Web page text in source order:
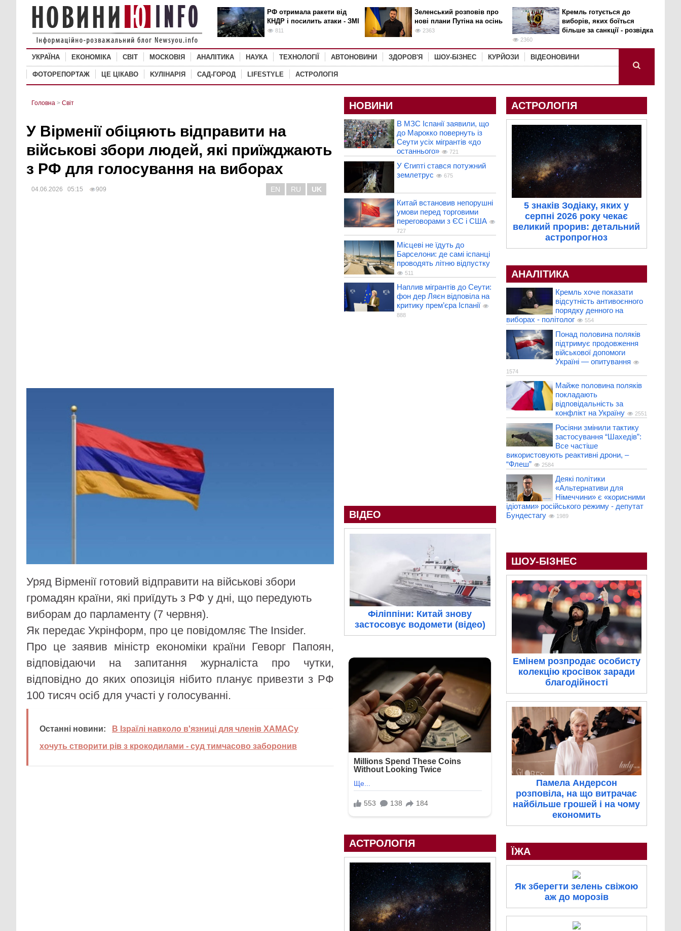
РФ отримала ракети від
КНДР і посилить атаки - ЗМІ
811
Зеленський розповів про
нові плани Путіна на осінь
2363
Кремль готується до
виборів, яких боїться
більше за санкції - розвідка
2360
УКРАЇНА ЕКОНОМІКА СВІТ MОСКОВІЯ АНАЛІТИКА НАУКА ТЕХНОЛОГІЇ АВТОНОВИНИ ЗДОРОВ'Я ШОУ-БІЗНЕС КУРЙОЗИ ВІДЕОНОВИНИ
ФОТОРЕПОРТАЖ ЦЕ ЦІКАВО KУЛІНАРІЯ САД-ГОРОД LIFESTYLE АСТРОЛОГІЯ
Головна > Світ
У Вірменії обіцяють відправити на
військові збори людей, які приїжджають
з РФ для голосування на виборах
04.06.2026 05:15 909 EN RU UK
Уряд Вірменії готовий відправити на військові збори
громадян країни, які приїдуть з РФ у дні, що передують
виборам до парламенту (7 червня).
Як передає Укрінформ, про це повідомляє The Insider.
Про це заявив міністр економіки країни Геворг Папоян,
відповідаючи на запитання журналіста про чутки,
відповідно до яких опозиція нібито планує привезти з РФ
100 тисяч осіб для участі у голосуванні.
Останні новини:
В Ізраїлі навколо в'язниці для членів ХАМАСу
хочуть створити рів з крокодилами - суд тимчасово заборонив
НОВИНИ
В МЗС Іспанії заявили, що
до Марокко повернуть із
Сеути усіх мігрантів «до
останнього»
721
У Єгипті стався потужний
землетрус
675
Китай встановив непорушні
умови перед торговими
переговорами з ЄС і США
727
Місцеві не їдуть до
Барселони: де самі іспанці
проводять літню відпустку
511
Наплив мігрантів до Сеути:
фон дер Ляєн відповіла на
критику прем’єра Іспанії
888
ВІДЕО
Філіппіни: Китай знову
застосовує водомети (відео)
АСТРОЛОГІЯ
АСТРОЛОГІЯ
5 знаків Зодіаку, яких у
серпні 2026 року чекає
великий прорив: детальний
астропрогноз
АНАЛІТИКА
Кремль хоче показати
відсутність антивоєнного
порядку денного на
виборах - політолог
554
Понад половина поляків
підтримує продовження
військової допомоги
Україні — опитування
1574
Майже половина поляків
покладають
відповідальність за
конфлікт на Україну
2551
Росіяни змінили тактику
застосування “Шахедів”:
Все частіше
використовують реактивні дрони, –
“Флеш”
2584
Деякі політики
«Альтернативи для
Німеччини» є «корисними
ідіотами» російського режиму - депутат
Бундестагу
1989
ШОУ-БІЗНЕС
Емінем розпродає особисту
колекцію кросівок заради
благодійності
Памела Андерсон
розповіла, на що витрачає
найбільше грошей і на чому
економить
ЇЖА
Як зберегти зелень свіжою
аж до морозів